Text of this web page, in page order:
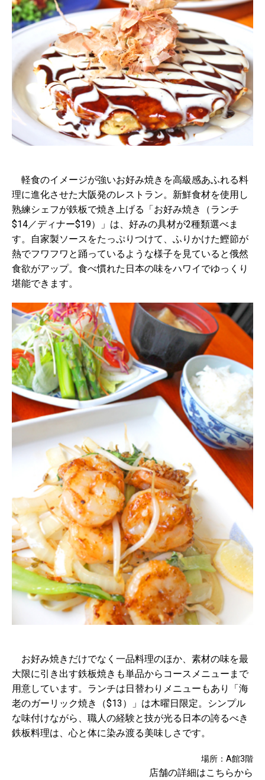
軽食のイメージが強いお好み焼きを高級感あふれる料
理に進化させた大阪発のレストラン。新鮮食材を使用し
熟練シェフが鉄板で焼き上げる「お好み焼き（ランチ
$14／ディナー$19）」は、好みの具材が2種類選べま
す。自家製ソースをたっぷりつけて、ふりかけた鰹節が
熱でフワフワと踊っているような様子を見ていると俄然
食欲がアップ。食べ慣れた日本の味をハワイでゆっくり
堪能できます。
お好み焼きだけでなく一品料理のほか、素材の味を最
大限に引き出す鉄板焼きも単品からコースメニューまで
用意しています。ランチは日替わりメニューもあり「海
老のガーリック焼き（$13）」は木曜日限定。シンプル
な味付けながら、職人の経験と技が光る日本の誇るべき
鉄板料理は、心と体に染み渡る美味しさです。
場所：A館3階
店舗の詳細はこちらから